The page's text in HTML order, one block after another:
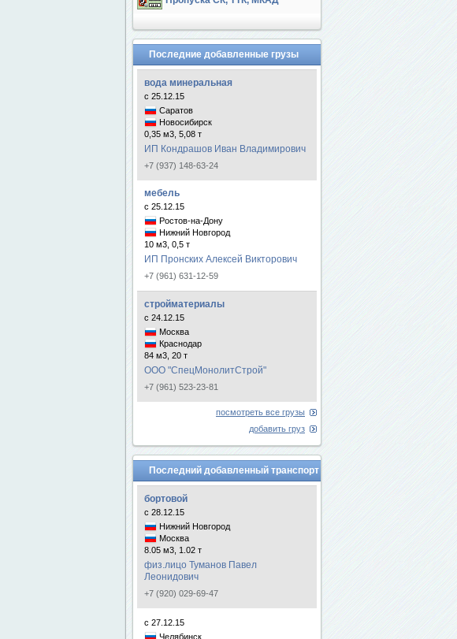
Последние добавленные грузы
вода минеральная
с 25.12.15
Саратов
Новосибирск
0,35 м3, 5,08 т
ИП Кондрашов Иван Владимирович
+7 (937) 148-63-24
мебель
с 25.12.15
Ростов-на-Дону
Нижний Новгород
10 м3, 0,5 т
ИП Пронских Алексей Викторович
+7 (961) 631-12-59
стройматериалы
с 24.12.15
Москва
Краснодар
84 м3, 20 т
ООО "СпецМонолитСтрой"
+7 (961) 523-23-81
посмотреть все грузы
добавить груз
Последний добавленный транспорт
бортовой
с 28.12.15
Нижний Новгород
Москва
8.05 м3, 1.02 т
физ.лицо Туманов Павел
Леонидович
+7 (920) 029-69-47
с 27.12.15
Челябинск